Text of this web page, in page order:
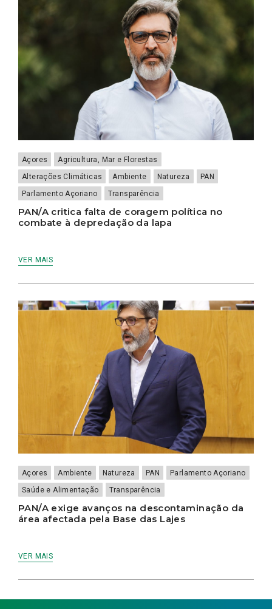
Açores
Agricultura, Mar e Florestas
Alterações Climáticas
Ambiente Natureza
PAN
Parlamento Açoriano
Transparência
PAN/A critica falta de coragem política no
combate à depredação da lapa
VER MAIS
Açores Ambiente Natureza PAN
Parlamento Açoriano
Saúde e Alimentação
Transparência
PAN/A exige avanços na descontaminação da
área afectada pela Base das Lajes
VER MAIS